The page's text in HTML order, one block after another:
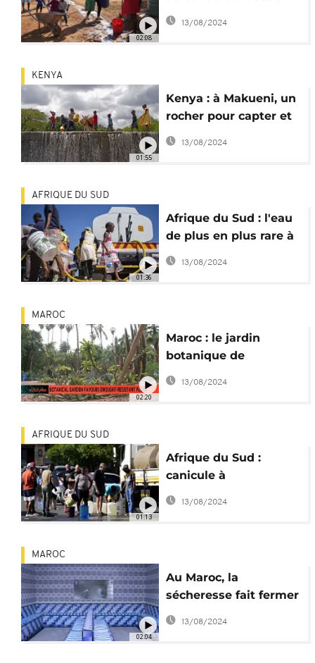
02:08
électoral
13/08/2024
01:55
KENYA
Kenya : à Makueni, un
rocher pour capter et
stocker l'eau de pluie
13/08/2024
01:36
AFRIQUE DU SUD
Afrique du Sud : l'eau
de plus en plus rare à
Johannesburg
13/08/2024
02:20
MAROC
Maroc : le jardin
botanique de
Marrakech résiste au
changement
13/08/2024
01:13
AFRIQUE DU SUD
Afrique du Sud :
canicule à
Johannesburg, les
robinets à sec
13/08/2024
02:04
MAROC
Au Maroc, la
sécheresse fait fermer
les hammams
13/08/2024